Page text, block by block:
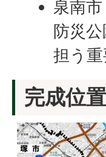
泉南
防災
担う重
完成位